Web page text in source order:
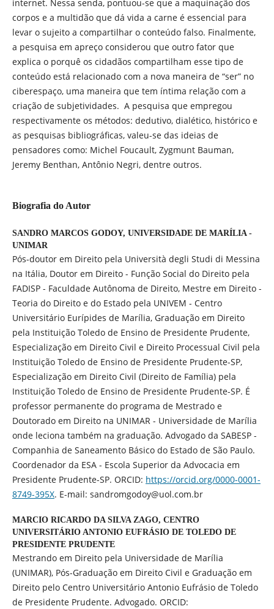
internet. Nessa senda, pontuou-se que a maquinação dos
corpos e a multidão que dá vida a carne é essencial para
levar o sujeito a compartilhar o conteúdo falso. Finalmente,
a pesquisa em apreço considerou que outro fator que
explica o porquê os cidadãos compartilham esse tipo de
conteúdo está relacionado com a nova maneira de “ser” no
ciberespaço, uma maneira que tem íntima relação com a
criação de subjetividades. A pesquisa que empregou
respectivamente os métodos: dedutivo, dialético, histórico e
as pesquisas bibliográficas, valeu-se das ideias de
pensadores como: Michel Foucault, Zygmunt Bauman,
Jeremy Benthan, Antônio Negri, dentre outros.
Biografia do Autor
SANDRO MARCOS GODOY, UNIVERSIDADE DE MARÍLIA -
UNIMAR
Pós-doutor em Direito pela Università degli Studi di Messina
na Itália, Doutor em Direito - Função Social do Direito pela
FADISP - Faculdade Autônoma de Direito, Mestre em Direito -
Teoria do Direito e do Estado pela UNIVEM - Centro
Universitário Eurípides de Marília, Graduação em Direito
pela Instituição Toledo de Ensino de Presidente Prudente,
Especialização em Direito Civil e Direito Processual Civil pela
Instituição Toledo de Ensino de Presidente Prudente-SP,
Especialização em Direito Civil (Direito de Família) pela
Instituição Toledo de Ensino de Presidente Prudente-SP. É
professor permanente do programa de Mestrado e
Doutorado em Direito na UNIMAR - Universidade de Marília
onde leciona também na graduação. Advogado da SABESP -
Companhia de Saneamento Básico do Estado de São Paulo.
Coordenador da ESA - Escola Superior da Advocacia em
Presidente Prudente-SP. ORCID: https://orcid.org/0000-0001-
8749-395X. E-mail: sandromgodoy@uol.com.br
MARCIO RICARDO DA SILVA ZAGO, CENTRO
UNIVERSITÁRIO ANTONIO EUFRÁSIO DE TOLEDO DE
PRESIDENTE PRUDENTE
Mestrando em Direito pela Universidade de Marília
(UNIMAR), Pós-Graduação em Direito Civil e Graduação em
Direito pelo Centro Universitário Antonio Eufrásio de Toledo
de Presidente Prudente. Advogado. ORCID: